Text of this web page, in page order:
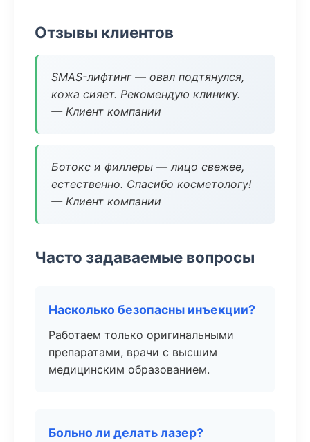
Отзывы клиентов
SMAS-лифтинг — овал подтянулся,
кожа сияет. Рекомендую клинику.
— Клиент компании
Ботокс и филлеры — лицо свежее,
естественно. Спасибо косметологу!
— Клиент компании
Часто задаваемые вопросы
Насколько безопасны инъекции?
Работаем только оригинальными
препаратами, врачи с высшим
медицинским образованием.
Больно ли делать лазер?